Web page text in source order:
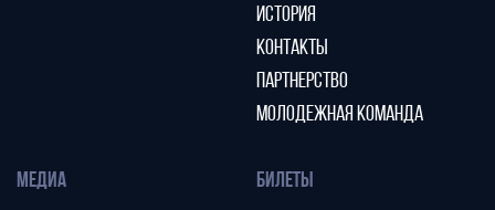
ИСТОРИЯ
КОНТАКТЫ
ПАРТНЕРСТВО
МОЛОДЕЖНАЯ КОМАНДА
МЕДИА
БИЛЕТЫ